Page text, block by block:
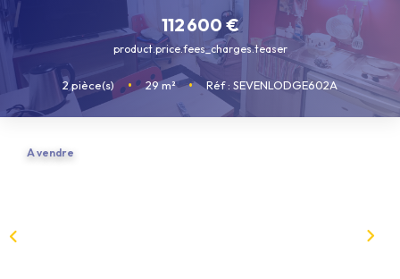
FAIRE GÉRER
Administrateur De Biens
Syndic De Copropriété
112 600 €
product.price.fees_charges.teaser
2pièce(s) • 29m² • Réf : SEVENLODGE602A
A vendre